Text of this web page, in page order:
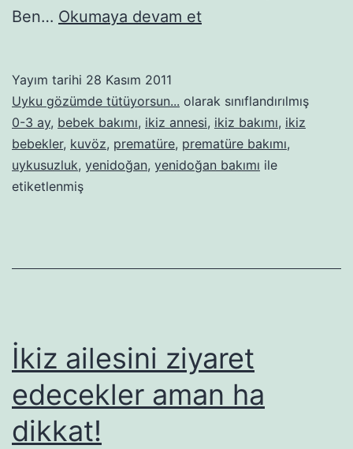
Ben… Okumaya devam etUykusuzum
Yayım tarihi 28 Kasım 2011
Uyku gözümde tütüyorsun... olarak sınıflandırılmış
0-3 ay, bebek bakımı, ikiz annesi, ikiz bakımı, ikiz
bebekler, kuvöz, prematüre, prematüre bakımı,
uykusuzluk, yenidoğan, yenidoğan bakımı ile
etiketlenmiş
İkiz ailesini ziyaret
edecekler aman ha
dikkat!